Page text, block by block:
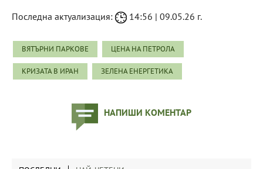
Последна актуализация: 14:56 | 09.05.26 г.
ВЯТЪРНИ ПАРКОВЕ ЦЕНА НА ПЕТРОЛА
КРИЗАТА В ИРАН ЗЕЛЕНА ЕНЕРГЕТИКА
НАПИШИ КОМЕНТАР